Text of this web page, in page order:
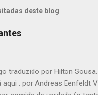
deste blog
traduzido por Hilton Sousa.
aqui . por Andreas Eenfeldt